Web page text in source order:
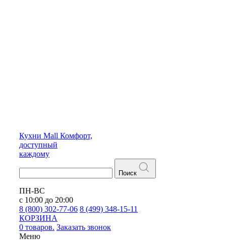
Кухни Mall Комфорт,
доступный
каждому
Поиск
ПН-ВС
с 10:00 до 20:00
8 (800) 302-77-06 8 (499) 348-15-11
КОРЗИНА
0 товаров. Заказать звонок
Меню